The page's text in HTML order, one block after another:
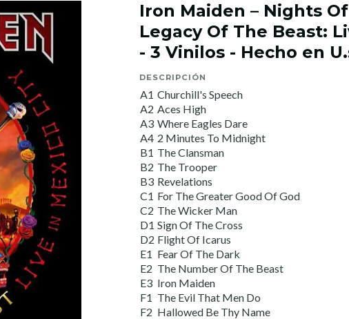
Iron Maiden – Nights
Legacy Of The Beast:
- 3 Vinilos - Hecho en
DESCRIPCIÓN
A1 Churchill's Speech
A2 Aces High
A3 Where Eagles Dare
A4 2 Minutes To Midnight
B1 The Clansman
B2 The Trooper
B3 Revelations
C1 For The Greater Good Of God
C2 The Wicker Man
D1 Sign Of The Cross
D2 Flight Of Icarus
E1 Fear Of The Dark
E2 The Number Of The Beast
E3 Iron Maiden
F1 The Evil That Men Do
F2 Hallowed Be Thy Name